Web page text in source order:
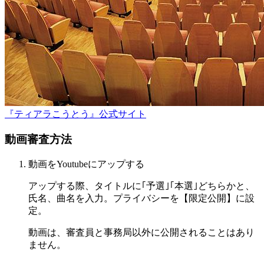
『ティアラこうとう』公式サイト
動画審査方法
動画をYoutubeにアップする
アップする際、
タイトルに｢予選｣｢本選｣どちらかと、
氏名、曲名を入力。プライバシーを【限定公開】に設
定。
動画は、審査員と事務局以外に公開されることはあり
ません。